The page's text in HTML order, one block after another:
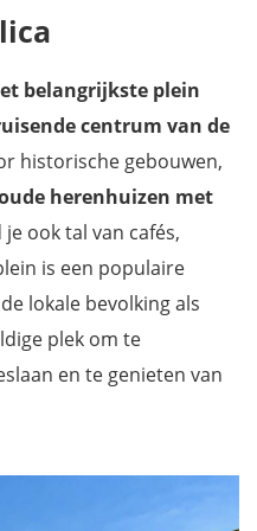
belangrijkste plein
centrum van de
historische gebouwen,
herenhuizen met
je ook tal van cafés,
is een populaire
lokale bevolking als
plek om te
en te genieten van